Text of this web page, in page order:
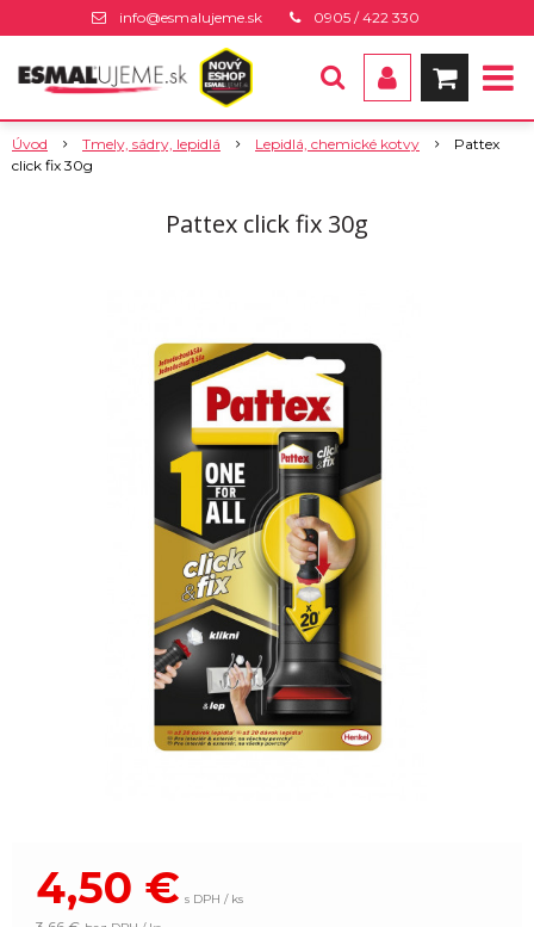
info@esmalujeme.sk 0905 / 422 330
Úvod Tmely, sádry, lepidlá Lepidlá, chemické kotvy
Pattex
click fix 30g
Pattex click fix 30g
4,50 € s DPH / ks